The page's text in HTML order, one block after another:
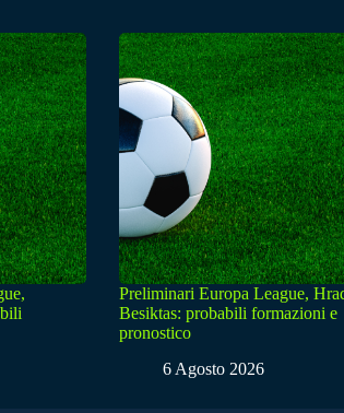
Preliminari Europa League,
Besiktas: probabili formazioni e
pronostico
6 Agosto 2026